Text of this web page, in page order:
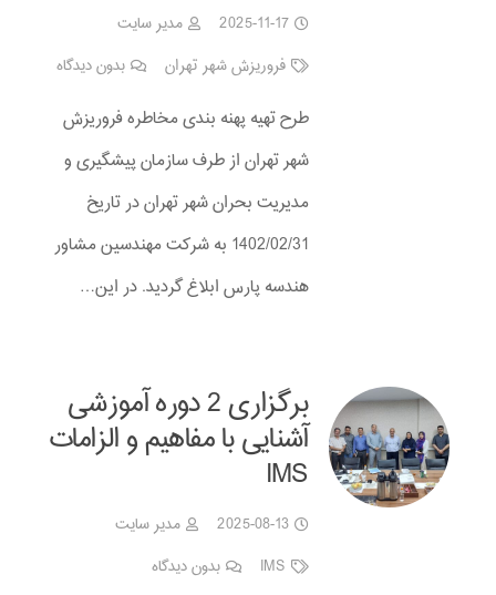
2025-11-17
مدیر سایت
فروریزش شهر تهران
بدون دیدگاه
طرح تهیه پهنه بندی مخاطره فروریزش
شهر تهران از طرف سازمان پیشگیری و
مدیریت بحران شهر تهران در تاریخ
1402/02/31 به شرکت مهندسین مشاور
هندسه پارس ابلاغ گردید. در این…
برگزاری 2 دوره آموزشی
آشنایی با مفاهیم و الزامات
IMS
2025-08-13
مدیر سایت
IMS
بدون دیدگاه